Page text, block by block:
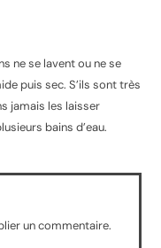
ne se lavent ou ne se
puis sec. S’ils sont très
jamais les laisser
bains d’eau.
un commentaire.